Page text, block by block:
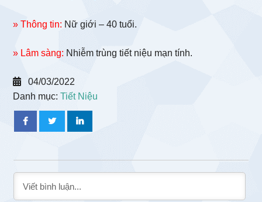
» Thông tin: Nữ giới – 40 tuổi.
» Lâm sàng: Nhiễm trùng tiết niệu mạn tính.
04/03/2022
Danh mục:Tiết Niệu